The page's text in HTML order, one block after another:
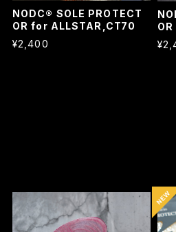
NODC® SOLE PROTECT
OR for ALLSTAR,CT70
¥2,400
OR